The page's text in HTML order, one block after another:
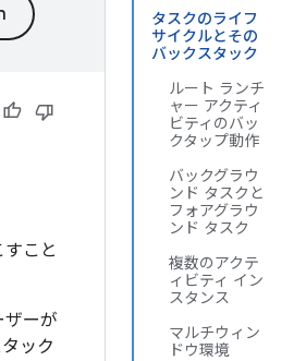
タスクのライフ
サイクルとその
バックスタック
ルート ランチ
ャー アクティ
ビティのバッ
クタップ動作
バックグラウ
ンド タスクと
フォアグラウ
ンド タスク
複数のアクテ
ィビティ イン
スタンス
マルチウィン
ドウ環境
こと
ザーが
ック